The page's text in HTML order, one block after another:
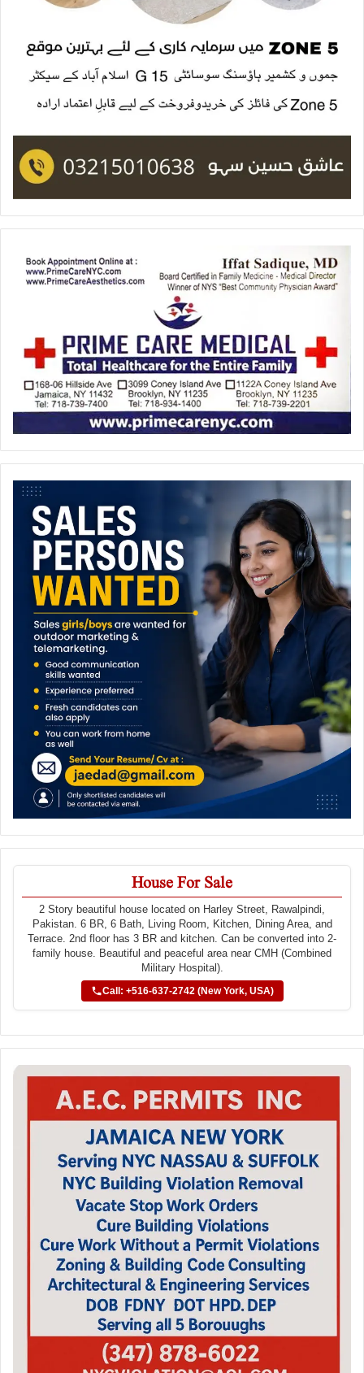
House For Sale
2 Story beautiful house located on Harley Street, Rawalpindi,
Pakistan. 6 BR, 6 Bath, Living Room, Kitchen, Dining Area, and
Terrace. 2nd floor has 3 BR and kitchen. Can be converted into 2-
family house. Beautiful and peaceful area near CMH (Combined
Military Hospital).
Call: +516-637-2742 (New York, USA)